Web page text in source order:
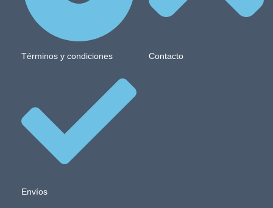
Términos y condiciones
Envíos
Contacto